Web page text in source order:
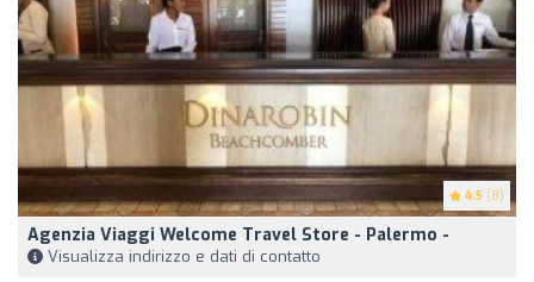
4.5 (8)
Agenzia Viaggi Welcome Travel Store - Palermo -
Visualizza indirizzo e dati di contatto